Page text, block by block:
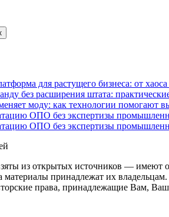
для растущего бизнеса: от
без расширения штата:
моду: как технологии помогают
ОПО без экспертизы
ОПО без экспертизы
из открытых источников — имеют
принадлежат их
права, принадлежащие Вам,